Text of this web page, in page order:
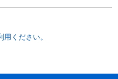
ください。